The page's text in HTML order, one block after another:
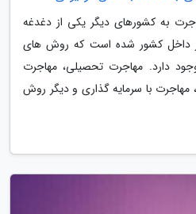
به کشورهای دیگر یکی از دغدغه
در داخل کشور شده است که روش های
دارد. مهاجرت تحصیلی، مهاجرت
مهاجرت با سرمایه گذاری و دیگر روش